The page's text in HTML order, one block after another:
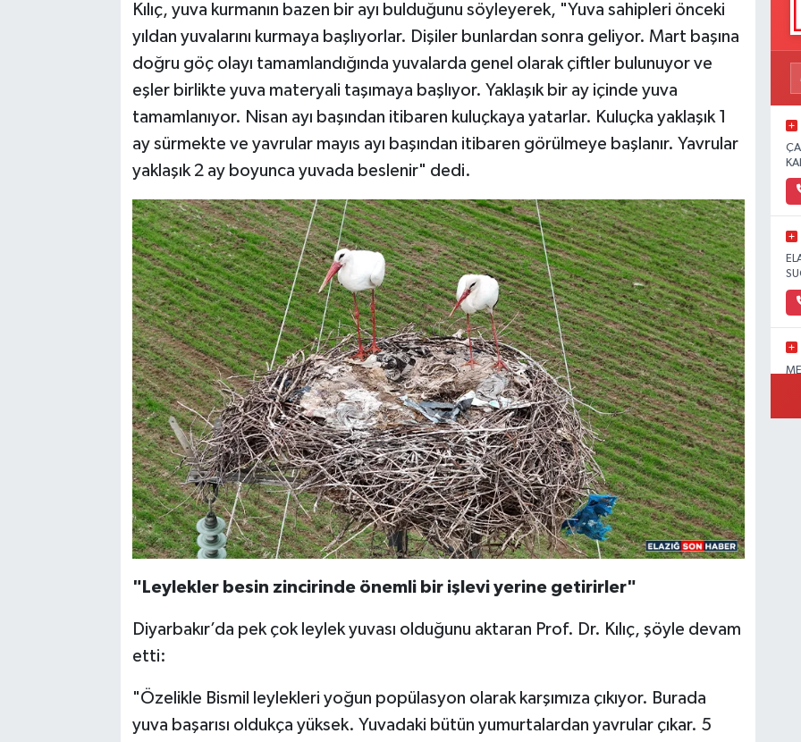
Kılıç, yuva kurmanın bazen bir ayı bulduğunu söyleyerek, "Yuva sahipleri önceki
yıldan yuvalarını kurmaya başlıyorlar. Dişiler bunlardan sonra geliyor. Mart başına
doğru göç olayı tamamlandığında yuvalarda genel olarak çiftler bulunuyor ve
eşler birlikte yuva materyali taşımaya başlıyor. Yaklaşık bir ay içinde yuva
tamamlanıyor. Nisan ayı başından itibaren kuluçkaya yatarlar. Kuluçka yaklaşık 1
ay sürmekte ve yavrular mayıs ayı başından itibaren görülmeye başlanır. Yavrular
yaklaşık 2 ay boyunca yuvada beslenir" dedi.
"Leylekler besin zincirinde önemli bir işlevi yerine getirirler"
Diyarbakır’da pek çok leylek yuvası olduğunu aktaran Prof. Dr. Kılıç, şöyle devam
etti:
"Özelikle Bismil leylekleri yoğun popülasyon olarak karşımıza çıkıyor. Burada
yuva başarısı oldukça yüksek. Yuvadaki bütün yumurtalardan yavrular çıkar. 5